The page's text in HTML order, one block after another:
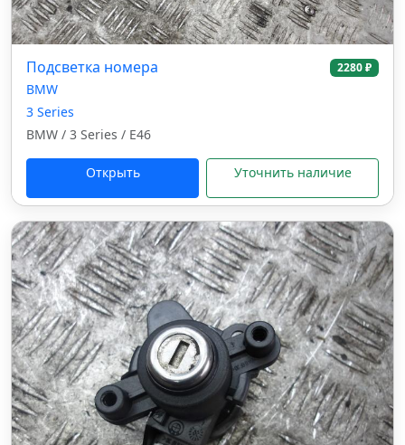
Подсветка номера 2280 ₽
BMW
3 Series
BMW / 3 Series / E46
Открыть Уточнить наличие